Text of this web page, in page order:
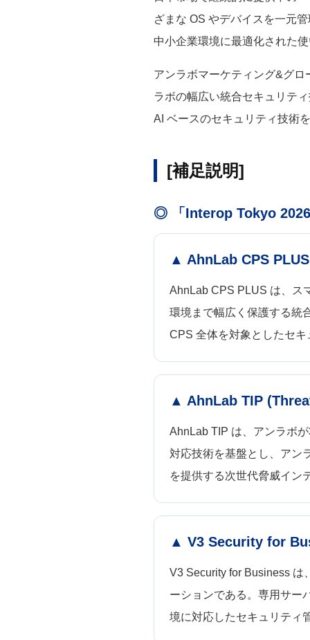
ざまな OS やデバイスを一元
中小企業環境に最適化された
アンラボマーケティング&グ
ラボの幅広い統合セキュリテ
AI ベースのセキュリティ技術
[補足説明]
◎ 「Interop Tokyo
▲ AhnLab CPS PLUS
AhnLab CPS PLUS は、ス
環境まで幅広く保護する統
CPS 全体を対象としたセ
▲ AhnLab TIP
AhnLab TIP は、アンラボ
対応技術を基盤とし、アン
を提供する次世代脅威イン
▲ V3 Security for
V3 Security for Business は
ーションである。専用サー
境に対応したセキュリティ